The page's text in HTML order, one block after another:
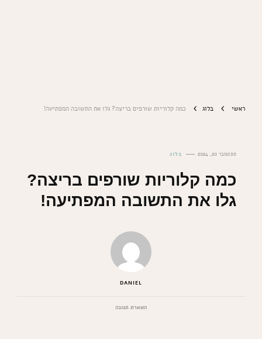
ראשי בלוג כמה קלוריות שורפים בריצה? גלו את התשובה המפתיעה!
ספטמבר 20, 2024 בלוג
כמה קלוריות שורפים בריצה?
גלו את התשובה המפתיעה!
DANIEL
השארת תגובהבנושא